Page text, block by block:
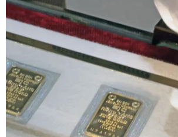
06/08/2026 16:21
Tây Ban Nha: 100 người thiệt mạng
trong vụ vượt biển ồ ạt vào Ceuta
06/08/2026 16:03